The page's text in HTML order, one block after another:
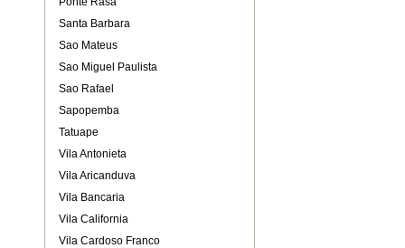
Santa Barbara
Sao Mateus
Sao Miguel Paulista
Sao Rafael
Sapopemba
Tatuape
Vila Antonieta
Vila Aricanduva
Vila Bancaria
Vila California
Vila Cardoso Franco